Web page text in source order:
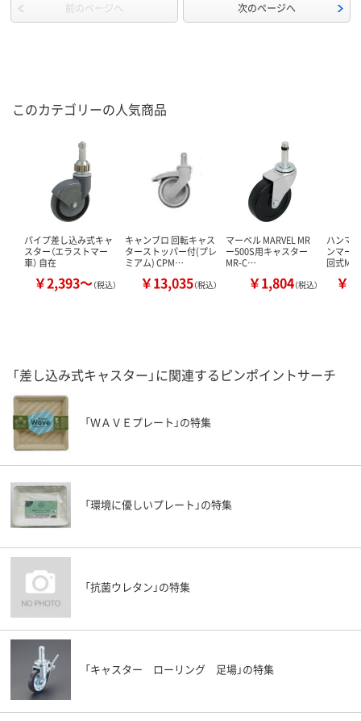
前のページへ 次のページへ
このカテゴリーの人気商品
パイプ差し込み式キャ
スター（エラストマー
車） 自在
￥2,393～（税込）
キャンブロ 回転キャス
ターストッパー付(プレ
ミアム) CPM…
￥13,035（税込）
マーベル MARVEL MR
ー500S用キャスター
MR-C…
￥1,804（税込）
ハンマ
ンマー
回式
￥
「差し込み式キャスター」に関連するピンポイントサーチ
「ＷＡＶＥプレート」の特集
「環境に優しいプレート」の特集
「抗菌ウレタン」の特集
「キャスター ローリング 足場」の特集